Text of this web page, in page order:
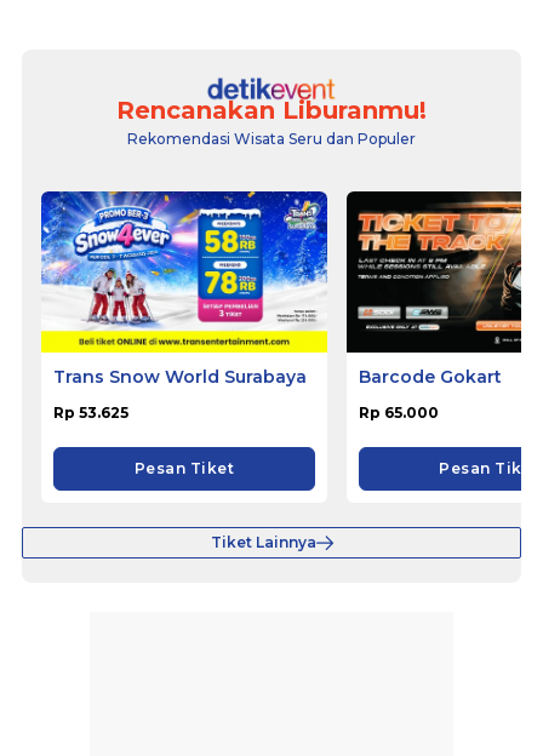
Rencanakan Liburanmu!
Rekomendasi Wisata Seru dan Populer
Trans Snow World Surabaya
Rp 53.625
Pesan Tiket
Barcode Gokart
Rp 65.000
Pesan Tiket
Tiket Lainnya